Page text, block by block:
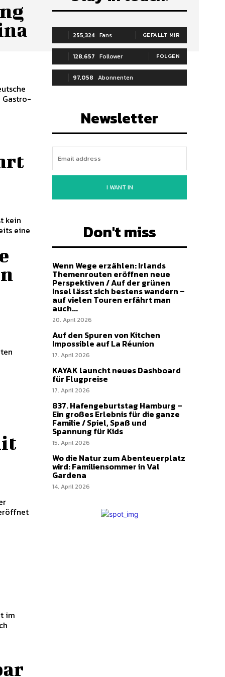
Gastro-
eine
255,324 Fans GEFÄLLT MIR
128,657 Follower FOLGEN
97,058 Abonnenten
Newsletter
I WANT IN
Don't miss
Wenn Wege erzählen: Irlands
Themenrouten eröffnen neue
Perspektiven / Auf der grünen
Insel lässt sich bestens wandern –
auf vielen Touren erfährt man
auch...
20. April 2026
Auf den Spuren von Kitchen
Impossible auf La Réunion
17. April 2026
KAYAK launcht neues Dashboard
für Flugpreise
17. April 2026
837. Hafengeburtstag Hamburg –
Ein großes Erlebnis für die ganze
Familie / Spiel, Spaß und
Spannung für Kids
15. April 2026
Wo die Natur zum Abenteuerplatz
wird: Familiensommer in Val
Gardena
14. April 2026